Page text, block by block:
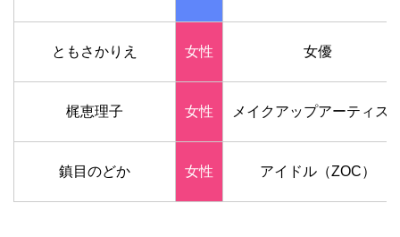
ともさかりえ 女性 女優
梶恵理子 女性 メイクアップアーティス
鎮目のどか 女性 アイドル（ZOC）